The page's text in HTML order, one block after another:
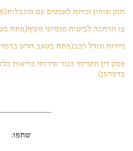
חוק שוויון זכויות לאנשים עם מוגבלות
צו הרחבה לביטוח פנסיוני מקיף(פתח
ניידות וגודל רכב(פתח בטאב חדש
פסק דין תקדימי כנגד שירותי בריאות
בדפדפן)
שתפו: